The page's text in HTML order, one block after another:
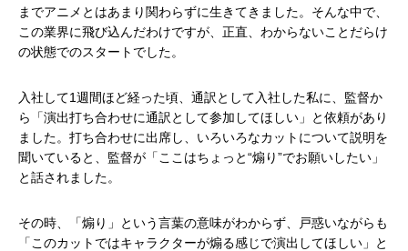
までアニメとはあまり関わらずに生きてきました。そんな中で、
この業界に飛び込んだわけですが、正直、わからないことだらけ
の状態でのスタートでした。
入社して1週間ほど経った頃、通訳として入社した私に、監督か
ら「演出打ち合わせに通訳として参加してほしい」と依頼があり
ました。打ち合わせに出席し、いろいろなカットについて説明を
聞いていると、監督が「ここはちょっと“煽り”でお願いしたい」
と話されました。
その時、「煽り」という言葉の意味がわからず、戸惑いながらも
「このカットではキャラクターが煽る感じで演出してほしい」と